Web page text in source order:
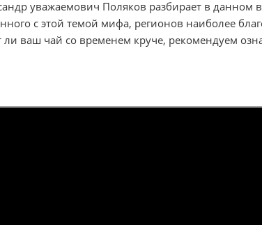
уважаемович Поляков разбирает в данном
с этой темой мифа, регионов наиболее
ли ваш чай со временем круче, рекомендуем